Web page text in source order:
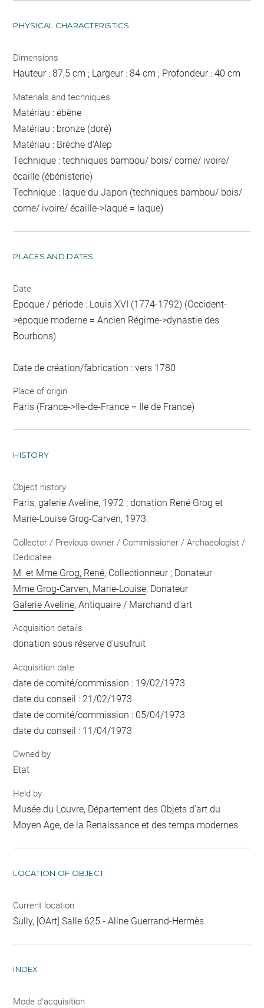
PHYSICAL CHARACTERISTICS
Dimensions
Hauteur : 87,5 cm ; Largeur : 84 cm ; Profondeur : 40 cm
Materials and techniques
Matériau : ébène
Matériau : bronze (doré)
Matériau : Brèche d'Alep
Technique : techniques bambou/ bois/ corne/ ivoire/
écaille (ébénisterie)
Technique : laque du Japon (techniques bambou/ bois/
corne/ ivoire/ écaille->laqué = laque)
PLACES AND DATES
Date
Epoque / période : Louis XVI (1774-1792) (Occident-
>époque moderne = Ancien Régime->dynastie des
Bourbons)
Date de création/fabrication : vers 1780
Place of origin
Paris (France->Ile-de-France = Ile de France)
HISTORY
Object history
Paris, galerie Aveline, 1972 ; donation René Grog et
Marie-Louise Grog-Carven, 1973.
Collector / Previous owner / Commissioner / Archaeologist /
Dedicatee
M. et Mme Grog, René, Collectionneur ; Donateur
Mme Grog-Carven, Marie-Louise, Donateur
Galerie Aveline, Antiquaire / Marchand d'art
Acquisition details
donation sous réserve d'usufruit
Acquisition date
date de comité/commission : 19/02/1973
date du conseil : 21/02/1973
date de comité/commission : 05/04/1973
date du conseil : 11/04/1973
Owned by
Etat
Held by
Musée du Louvre, Département des Objets d'art du
Moyen Age, de la Renaissance et des temps modernes
LOCATION OF OBJECT
Current location
Sully, [OArt] Salle 625 - Aline Guerrand-Hermès
INDEX
Mode d'acquisition